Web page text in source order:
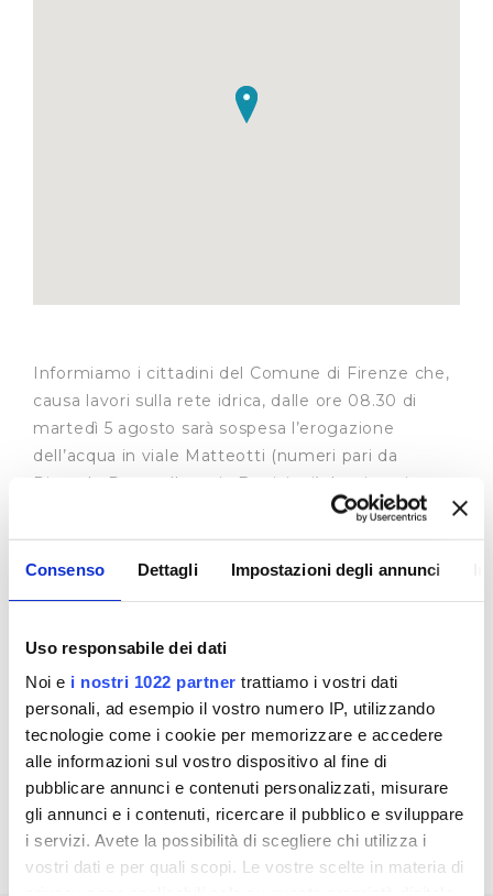
Consenso Dettagli Impostazioni degli annunci
Uso responsabile dei dati
Noi e i nostri 1022 partner trattiamo i vostri dati
personali, ad esempio il vostro numero IP, utilizzando
tecnologie come i cookie per memorizzare e accedere
alle informazioni sul vostro dispositivo al fine di
pubblicare annunci e contenuti personalizzati, misurare
gli annunci e i contenuti, ricercare il pubblico e sviluppare
i servizi. Avete la possibilità di scegliere chi utilizza i
vostri dati e per quali scopi. Le vostre scelte in materia di
Informiamo i cittadini del Comune di Firenze che,
causa lavori sulla rete idrica, dalle ore 08.30 di
martedì 5 agosto sarà sospesa l’erogazione
dell’acqua in viale Matteotti (numeri pari da
Piazzale Donatello a via Benivieni). La situazione
tornerà a normalizzarsi nel corso del pomeriggio.
In caso di condizioni meteo avverse l’intervento
potrà essere spostato al primo giorno utile
questo lavoro creerà loro.